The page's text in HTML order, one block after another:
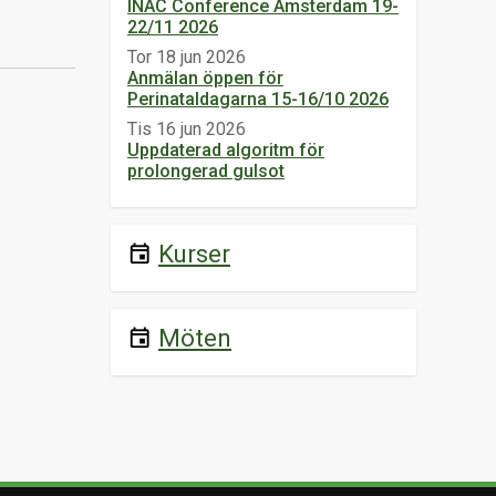
INAC Conference Amsterdam 19-
22/11 2026
Tor 18 jun 2026
Anmälan öppen för
Perinataldagarna 15-16/10 2026
Tis 16 jun 2026
Uppdaterad algoritm för
prolongerad gulsot
event Kurser
event Möten